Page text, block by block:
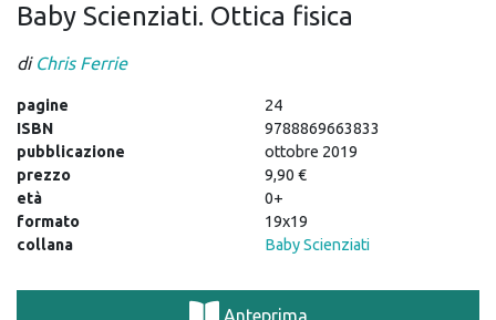
Baby Scienziati. Ottica fisica
di Chris Ferrie
pagine
24
ISBN
9788869663833
pubblicazione
ottobre 2019
prezzo
9,90 €
età
0+
formato
19x19
collana
Baby Scienziati
Anteprima